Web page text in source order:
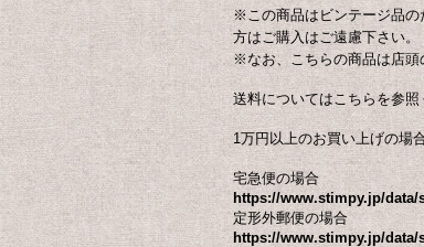
※この商品はビンテージ品の
方はご購入はご遠慮下さい。
※なお、こちらの商品は店頭
送料についてはこちらを参照
1万円以上のお買い上げの場
宅急便の場合
https://www.stimpy.jp/data/
定形外郵便の場合
https://www.stimpy.jp/